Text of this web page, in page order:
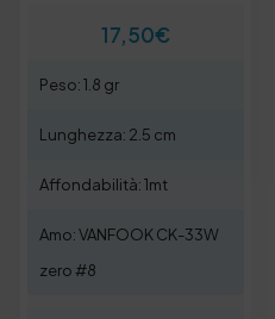
17,50€
Peso: 1.8 gr
Lunghezza: 2.5 cm
Affondabilità: 1mt
Amo: VANFOOK CK-33W
zero #8